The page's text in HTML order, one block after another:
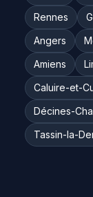
Rennes
Angers
Amiens
Caluire-et-
Décines-
Tassin-la-